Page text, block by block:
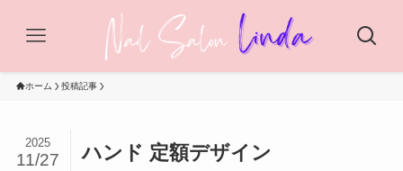
ホーム 投稿記事
ハンド 定額デザイン
2025
11/27